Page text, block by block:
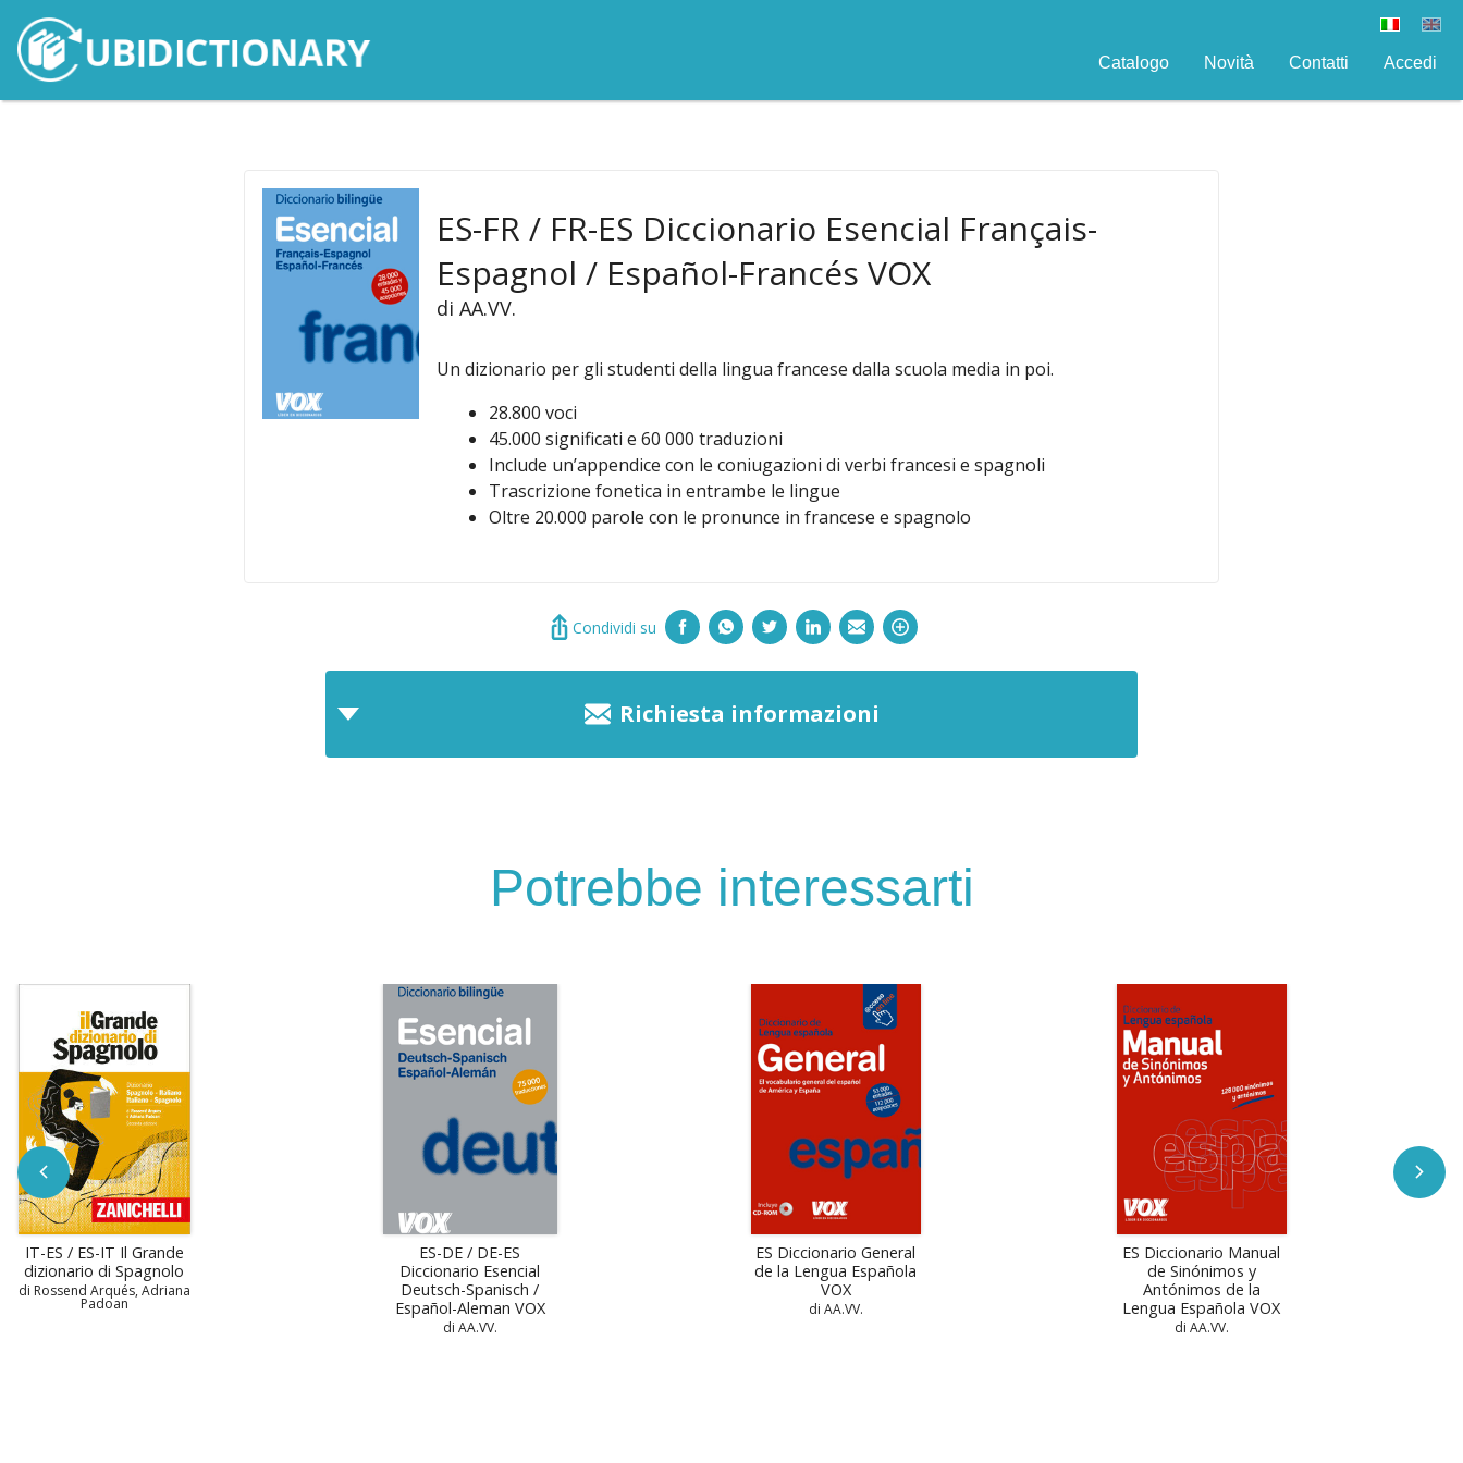
Catalogo Novità Contatti Accedi
ES-FR / FR-ES Diccionario Esencial Français-
Espagnol / Español-Francés VOX
di AA.VV.
Un dizionario per gli studenti della lingua francese dalla scuola media in poi.
28.800 voci
45.000 significati e 60 000 traduzioni
Include un’appendice con le coniugazioni di verbi francesi e spagnoli
Trascrizione fonetica in entrambe le lingue
Oltre 20.000 parole con le pronunce in francese e spagnolo
Condividi su
Richiesta informazioni
Potrebbe interessarti
IT-ES / ES-IT Il Grande
dizionario di Spagnolo
di Rossend Arqués, Adriana
Padoan
ES-DE / DE-ES
Diccionario Esencial
Deutsch-Spanisch /
Español-Aleman VOX
di AA.VV.
ES Diccionario General
de la Lengua Española
VOX
di AA.VV.
ES Diccionario Manual
de Sinónimos y
Antónimos de la
Lengua Española VOX
di AA.VV.